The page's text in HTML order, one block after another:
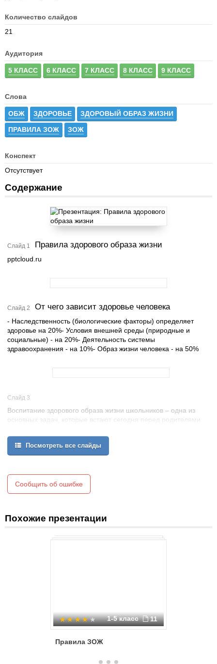
Количество слайдов
21
Аудитория
5 КЛАСС 6 КЛАСС 7 КЛАСС 8 КЛАСС 9 КЛАСС
Слова
ОБЖ ЗДОРОВЬЕ ЗДОРОВЫЙ ОБРАЗ ЖИЗНИ
ПРАВИЛА ЗОЖ ЗОЖ
Конспект
Отсутствует
Содержание
Слайд 1 Правила здорового образа жизни
pptcloud.ru
Слайд 2 От чего зависит здоровье человека
- Наследственность (биологические факторы) определяет
здоровье на 20%- Условия внешней среды (природные и
социальные) - на 20%- Деятельность системы
здравоохранения - на 10%- Образ жизни человека - на 50%
Слайд 3
Воспитание здорового образа жизни школьников – одна из
основных задач, которые встают сегодня перед родителями.
решающая роль принадлежит, в первую очередь, семье.
Посмотреть все слайды
Сообщить об ошибке
Похожие презентации
1-5 класс 11
Правила ЗОЖ